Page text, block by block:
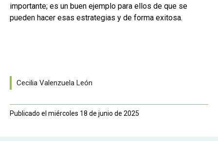
importante; es un buen ejemplo para ellos de que se
pueden hacer esas estrategias y de forma exitosa.
Cecilia Valenzuela León
Publicado el miércoles 18 de junio de 2025